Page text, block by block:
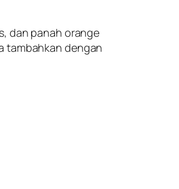
dan panah orange
tambahkan dengan